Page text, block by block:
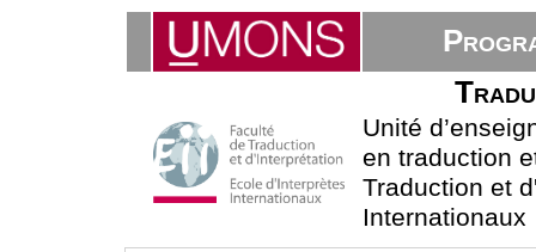
Unité
en traduction
Traduction et
Internationaux